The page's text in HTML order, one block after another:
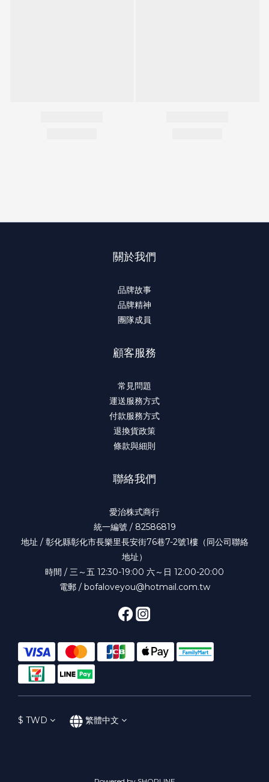
關於我們
品牌故事
品牌精神
團隊成員
顧客服務
常見問題
運送服務方式
付款服務方式
退換貨政策
條款與細則
聯絡我們
愛治株式商行
統一編號 / 82586819
地址 / 彰化縣彰化市長樂里長安街76巷7-2號1樓（同公司聯絡
地址）
時間 / 三～五 12:30-19:00 六～日 12:00-20:00
電郵 / bofaloveyou@hotmail.com.tw
$ TWD 繁體中文